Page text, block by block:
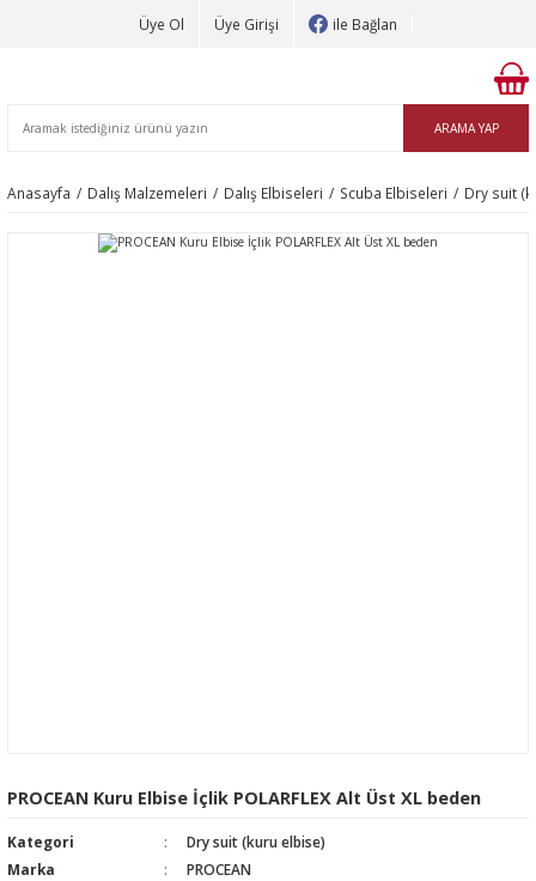
Üye Ol Üye Girişi ile Bağlan
ARAMA YAP
Anasayfa Dalış Malzemeleri Dalış Elbiseleri Scuba Elbiseleri Dry suit
PROCEAN Kuru Elbise İçlik POLARFLEX Alt Üst XL beden
Kategori
Dry suit (kuru elbise)
Marka
PROCEAN